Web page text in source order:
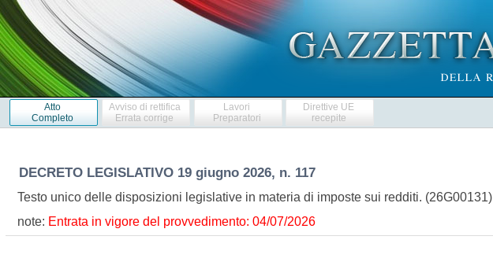
Atto
Completo
Avviso di rettifica
Errata corrige
Lavori
Preparatori
Direttive UE
recepite
DECRETO LEGISLATIVO 19 giugno 2026, n. 117
Testo unico delle disposizioni legislative in materia di imposte sui redditi. (26G00131)
note: Entrata in vigore del provvedimento: 04/07/2026